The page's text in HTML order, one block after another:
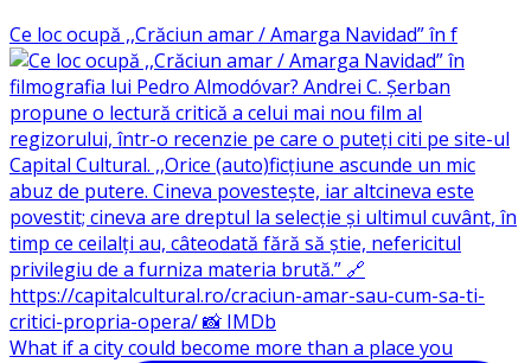
Ce loc ocupă ,,Crăciun amar / Amarga Navidad” în f
What if a city could become more than a place you